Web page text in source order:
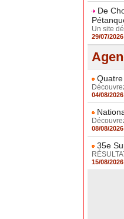
De
Un site
29/07/2026
04/08/
08/08/
35e
15/08/